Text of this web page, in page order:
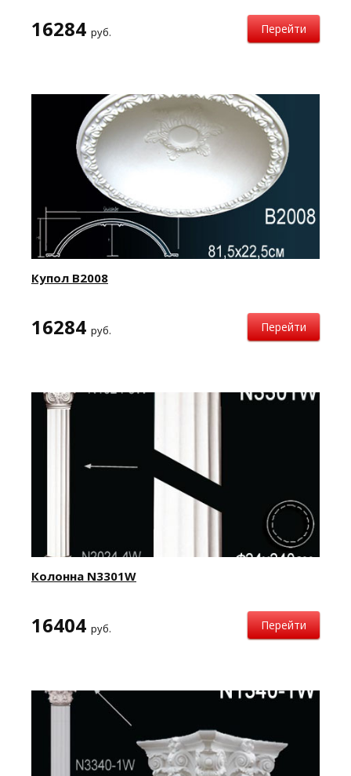
16284 руб. Перейти
Купол B2008
16284 руб. Перейти
Колонна N3301W
16404 руб. Перейти